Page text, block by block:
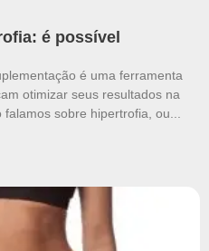
é possível
é uma ferramenta
otimizar seus resultados na
sobre hipertrofia, ou